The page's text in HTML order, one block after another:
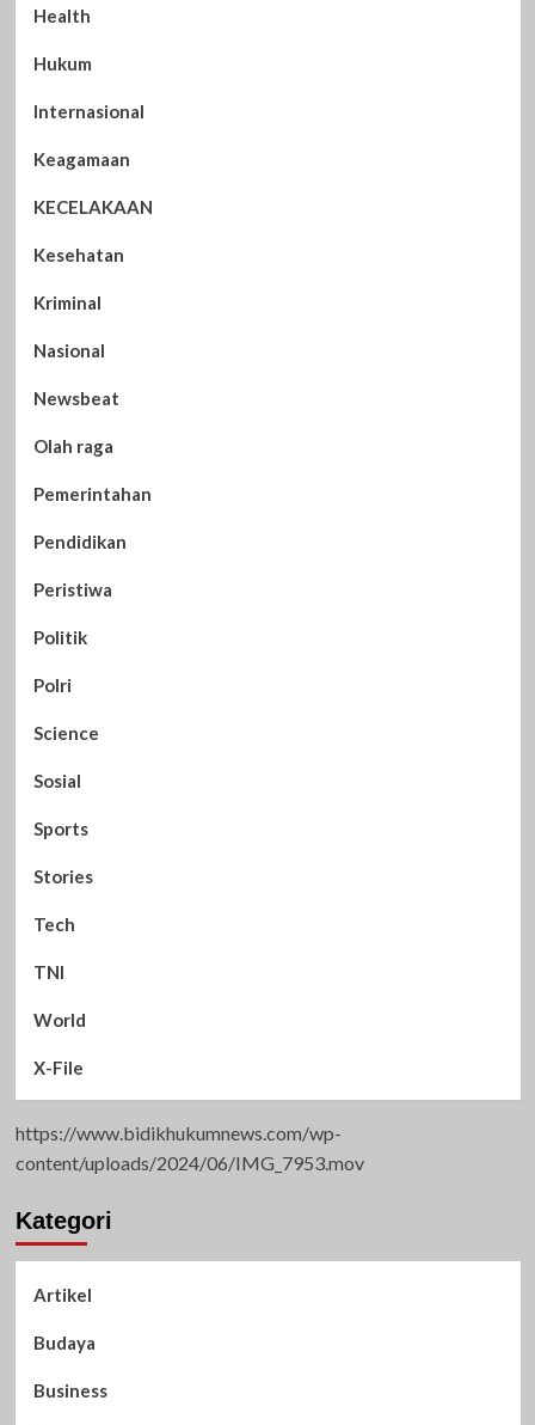
Health
Hukum
Internasional
Keagamaan
KECELAKAAN
Kesehatan
Kriminal
Nasional
Newsbeat
Olah raga
Pemerintahan
Pendidikan
Peristiwa
Politik
Polri
Science
Sosial
Sports
Stories
Tech
TNI
World
X-File
https://www.bidikhukumnews.com/wp-
content/uploads/2024/06/IMG_7953.mov
Kategori
Artikel
Budaya
Business